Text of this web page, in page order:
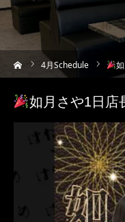
4月Schedule
如月さや1日店